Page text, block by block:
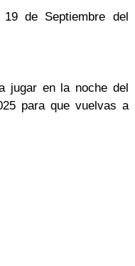
jugar en la noche del
para que vuelvas a